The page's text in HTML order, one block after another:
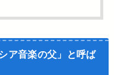
ア音楽の父」と呼ば